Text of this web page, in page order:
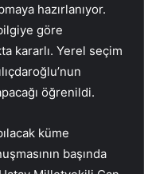
hazırlanıyor.
göre
kararlı. Yerel seçim
öğrenildi.
küme
başında